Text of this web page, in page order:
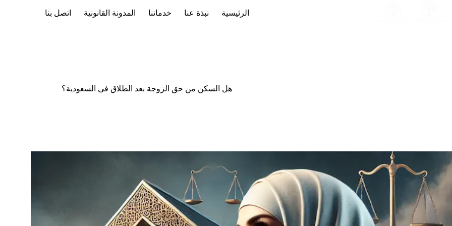
الرئيسية نبذة عنا خدماتنا المدونة القانونية اتصل بنا
هل السكن من حق الزوجة بعد الطلاق في السعودية؟